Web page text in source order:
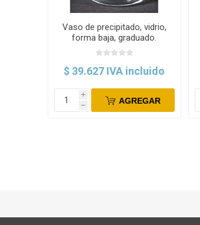
Vaso de precipitado, vidrio,
forma baja, graduado.
Normax
$ 39.627 IVA incluido
i
h AGREGAR